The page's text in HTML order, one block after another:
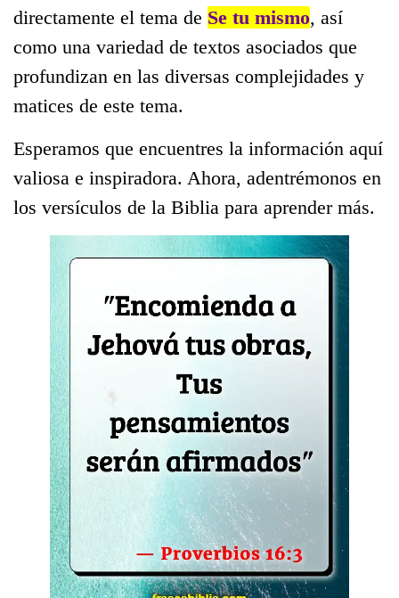
directamente el tema de Se tu mismo, así
como una variedad de textos asociados que
profundizan en las diversas complejidades y
matices de este tema.
Esperamos que encuentres la información aquí
valiosa e inspiradora. Ahora, adentrémonos en
los versículos de la Biblia para aprender más.